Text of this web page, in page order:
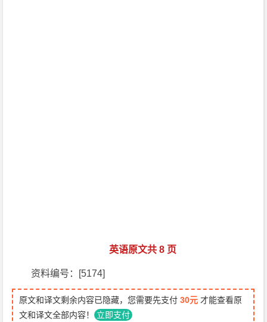
英语原文共 8 页
资料编号：[5174]
原文和译文剩余内容已隐藏，您需要先支付30元 才能查看原
文和译文全部内容！ 立即支付